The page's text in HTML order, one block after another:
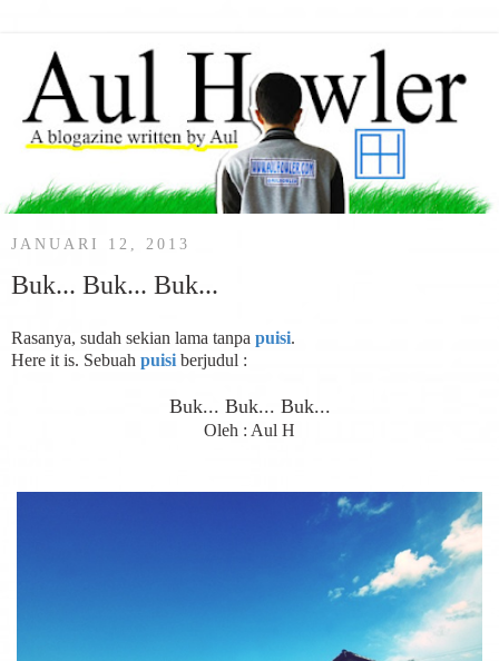
JANUARI 12, 2013
Buk... Buk... Buk...
Rasanya, sudah sekian lama tanpa puisi.
Here it is. Sebuah puisi berjudul :
Buk... Buk... Buk...
Oleh : Aul H